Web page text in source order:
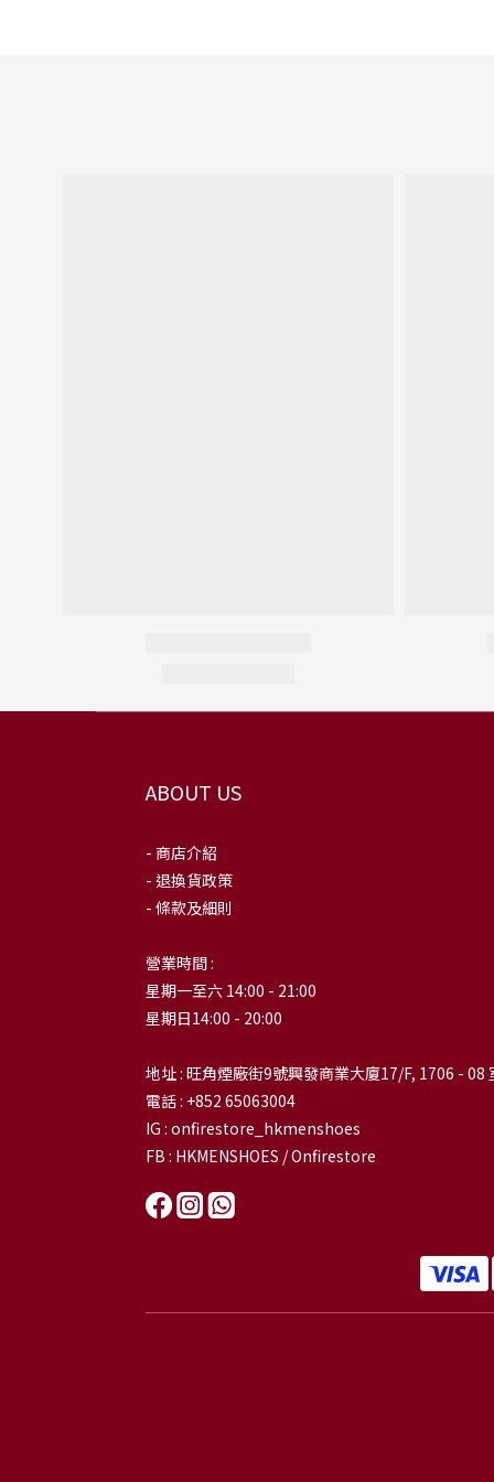
ABOUT US
- 商店介紹
- 退換貨政策
- 條款及細則
營業時間 :
星期一至六 14:00 - 21:00
星期日14:00 - 20:00
地址 : 旺角煙廠街9號興發商業大廈17/F, 1706 - 08
電話 : +852 65063004
IG : onfirestore_hkmenshoes
FB : HKMENSHOES / Onfirestore